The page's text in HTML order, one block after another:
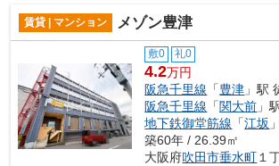
賃貸 | マンション メゾン豊津
敷0 礼0
4.2万円
阪急千里線 「豊津 」駅
阪急千里線 「関大前 」
地下鉄御堂筋線 「江坂
築60年 / 26.39㎡
大阪府吹田市垂水町 １